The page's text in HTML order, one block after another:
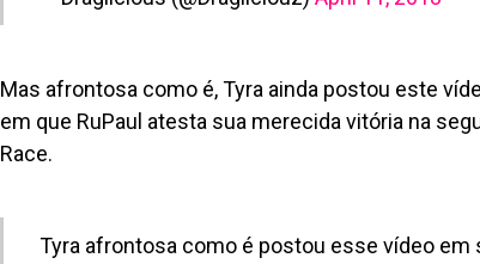
Mas afrontosa como é, Tyra ainda postou este
em que RuPaul atesta sua merecida vitória na
Race.
Tyra afrontosa como é postou esse vídeo em